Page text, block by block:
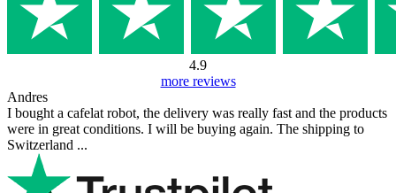
4.9
more reviews
Andres
I bought a cafelat robot, the delivery was really fast and the products
were in great conditions. I will be buying again. The shipping to
Switzerland ...